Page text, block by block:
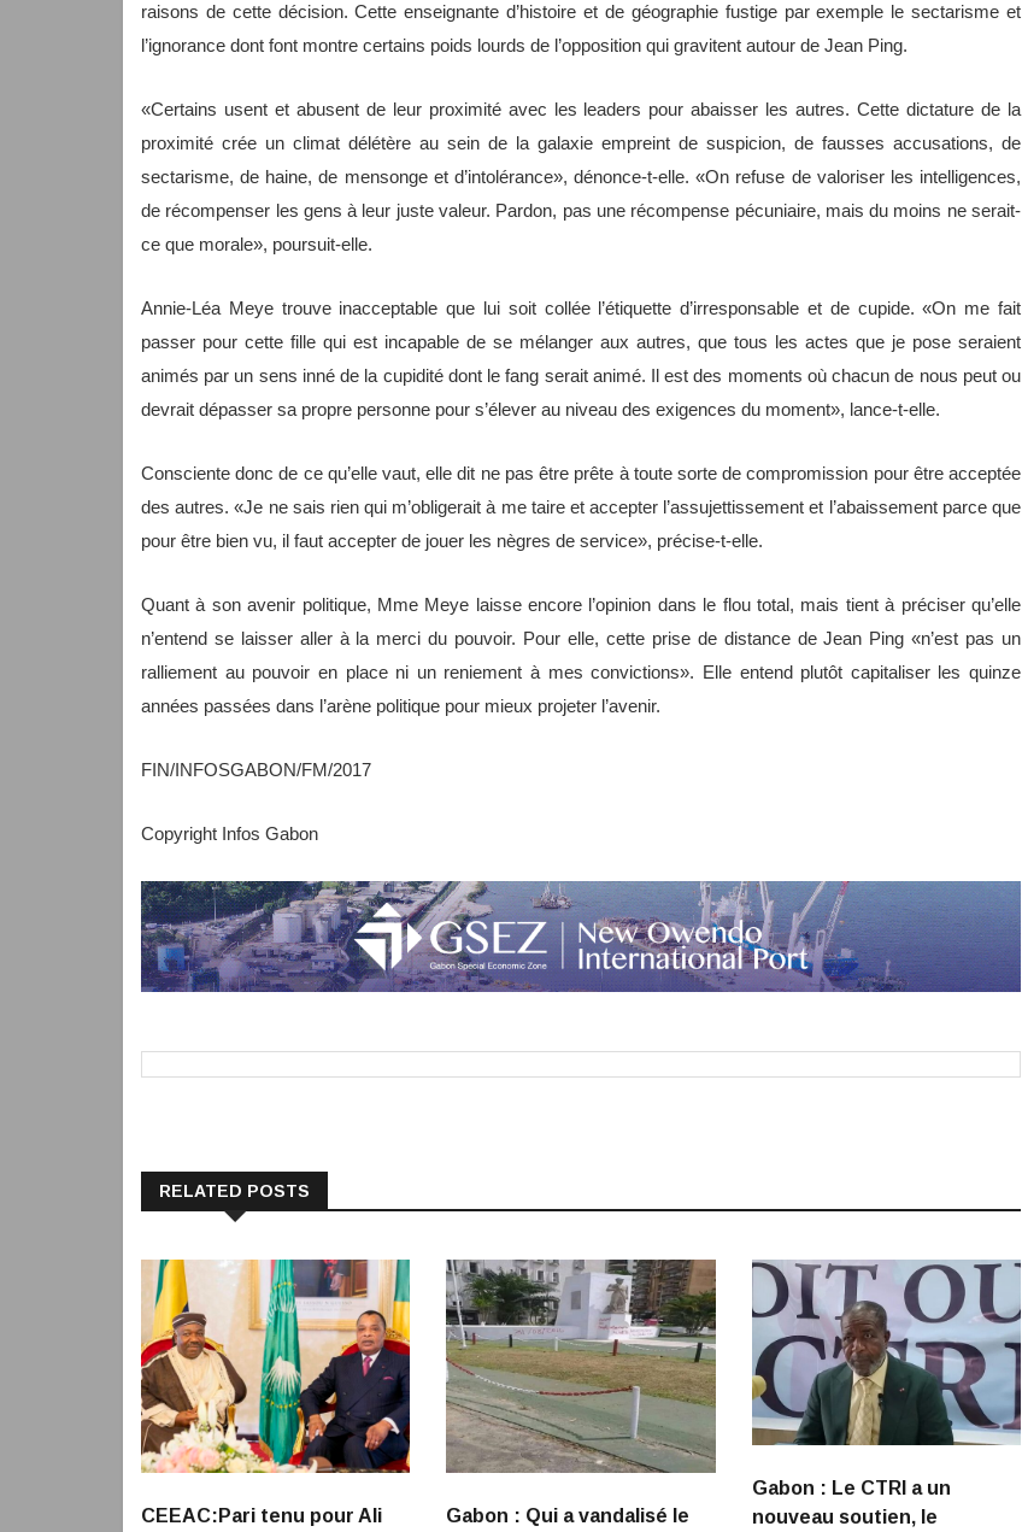
raisons de cette décision. Cette enseignante d’histoire et de géographie fustige par exemple le sectarisme et
l’ignorance dont font montre certains poids lourds de l’opposition qui gravitent autour de Jean Ping.
«Certains usent et abusent de leur proximité avec les leaders pour abaisser les autres. Cette dictature de la
proximité crée un climat délétère au sein de la galaxie empreint de suspicion, de fausses accusations, de
sectarisme, de haine, de mensonge et d’intolérance», dénonce-t-elle. «On refuse de valoriser les intelligences,
de récompenser les gens à leur juste valeur. Pardon, pas une récompense pécuniaire, mais du moins ne serait-
ce que morale», poursuit-elle.
Annie-Léa Meye trouve inacceptable que lui soit collée l’étiquette d’irresponsable et de cupide. «On me fait
passer pour cette fille qui est incapable de se mélanger aux autres, que tous les actes que je pose seraient
animés par un sens inné de la cupidité dont le fang serait animé. Il est des moments où chacun de nous peut ou
devrait dépasser sa propre personne pour s’élever au niveau des exigences du moment», lance-t-elle.
Consciente donc de ce qu’elle vaut, elle dit ne pas être prête à toute sorte de compromission pour être acceptée
des autres. «Je ne sais rien qui m’obligerait à me taire et accepter l’assujettissement et l’abaissement parce que
pour être bien vu, il faut accepter de jouer les nègres de service», précise-t-elle.
Quant à son avenir politique, Mme Meye laisse encore l’opinion dans le flou total, mais tient à préciser qu’elle
n’entend se laisser aller à la merci du pouvoir. Pour elle, cette prise de distance de Jean Ping «n’est pas un
ralliement au pouvoir en place ni un reniement à mes convictions». Elle entend plutôt capitaliser les quinze
années passées dans l’arène politique pour mieux projeter l’avenir.
FIN/INFOSGABON/FM/2017
Copyright Infos Gabon
RELATED POSTS
CEEAC:Pari tenu pour Ali
Gabon : Qui a vandalisé le
Gabon : Le CTRI a un
nouveau soutien, le